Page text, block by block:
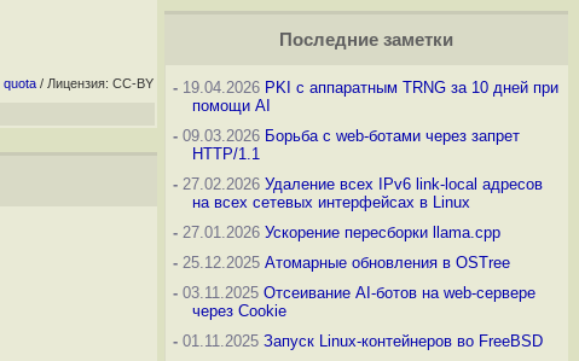
quota / Лицензия: CC-BY
Последние заметки
-19.04.2026 PKI с аппаратным TRNG за 10 дней при
помощи AI
-09.03.2026 Борьба с web-ботами через запрет
HTTP/1.1
-27.02.2026 Удаление всех IPv6 link-local адресов
на всех сетевых интерфейсах в Linux
-27.01.2026 Ускорение пересборки llama.cpp
-25.12.2025 Атомарные обновления в OSTree
-03.11.2025 Отсеивание AI-ботов на web-сервере
через Cookie
-01.11.2025 Запуск Linux-контейнеров во FreeBSD